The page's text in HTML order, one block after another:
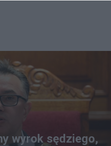
wyrok sędziego,